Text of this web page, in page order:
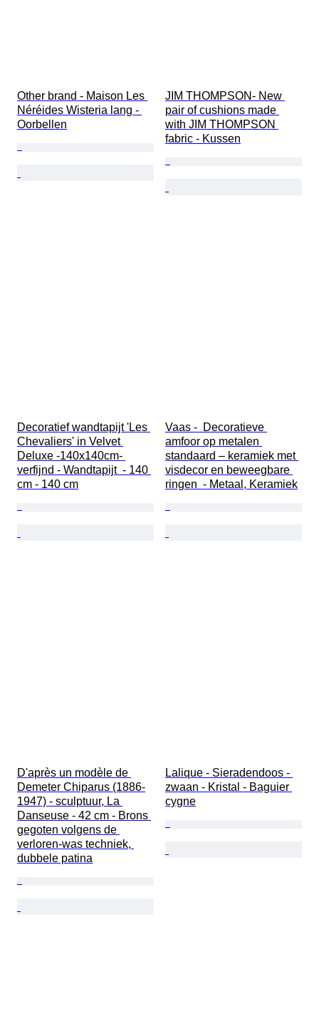
Other brand - Maison Les
Néréides Wisteria lang -
Oorbellen
JIM THOMPSON- New
pair of cushions made
with JIM THOMPSON
fabric - Kussen
Decoratief wandtapijt 'Les
Chevaliers' in Velvet
Deluxe -140x140cm-
verfijnd - Wandtapijt  - 140
cm - 140 cm
Vaas -  Decoratieve
amfoor op metalen
standaard – keramiek met
visdecor en beweegbare
ringen  - Metaal, Keramiek
D'après un modèle de
Demeter Chiparus (1886-
1947) - sculptuur, La
Danseuse - 42 cm - Brons
gegoten volgens de
verloren-was techniek,
dubbele patina
Lalique - Sieradendoos -
zwaan - Kristal - Baguier
cygne